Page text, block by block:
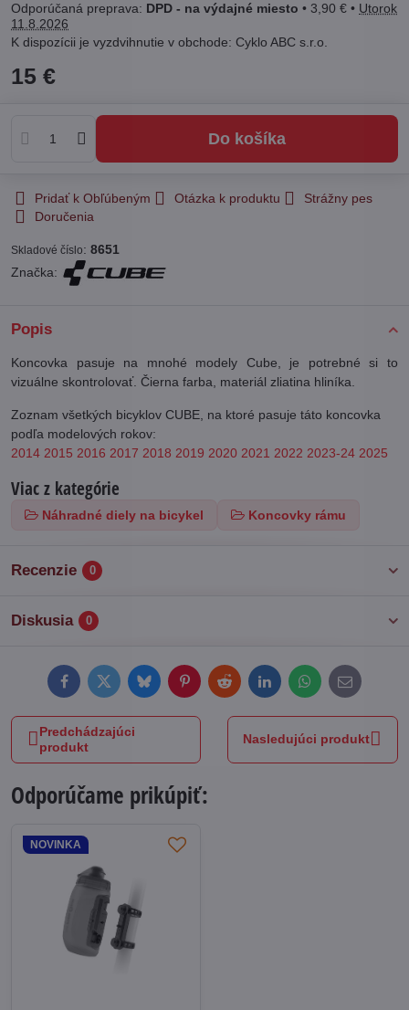
DPD - na výdajné miesto • 3,90 € • Utorok
11.8.2026
Cyklo ABC s.r.o.
15 €
Do košíka
Pridať k Obľúbeným Otázka k produktu
Strážny pes
Doručenia
Skladové číslo: 8651
Značka:
Popis
Koncovka pasuje na mnohé modely Cube, je potrebné si to
vizuálne skontrolovať. Čierna farba, materiál zliatina hliníka.
Zoznam všetkých bicyklov CUBE, na ktoré pasuje táto koncovka
podľa modelových rokov:
2014 2015 2016 2017 2018 2019 2020 2021 2022 2023-24 2025
Viac z kategórie
Náhradné diely na bicykel Koncovky rámu
Recenzie 0
Diskusia 0
FacebookTwitterBlueskyPinterestRedditLinkedInWhatsApp
E-
mail
Predchádzajúci
produkt
Nasledujúci produkt
Odporúčame prikúpiť:
NOVINKA